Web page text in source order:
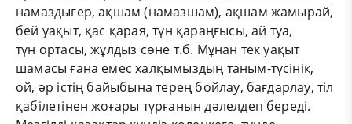
намаздыгер, ақшам (намазшам), ақшам жамырай,
бей уақыт, қас қарая, түн қараңғысы, ай туа,
түн ортасы, жұлдыз сөне т.б. Мұнан тек уақыт
шамасы ғана емес халқымыздың таным-түсінік,
ой, әр істің байыбына терең бойлау, бағдарлау, тіл
қабілетінен жоғары тұрғанын дәлелдеп береді.